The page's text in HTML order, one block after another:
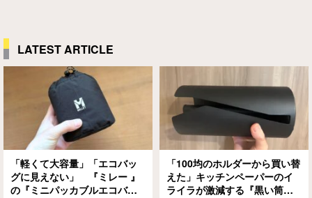
LATEST ARTICLE
「軽くて大容量」「エコバッ
グに見えない」 『ミレー 』
の『ミニパッカブルエコバッ
「100均のホルダーから買い替
えた」キッチンペーパーのイ
ライラが激減する『黒い筒』